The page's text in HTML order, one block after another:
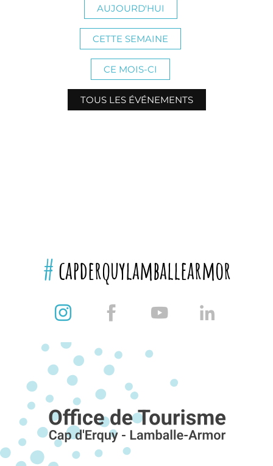
AUJOURD'HUI
CETTE SEMAINE
CE MOIS-CI
TOUS LES ÉVÉNEMENTS
#capderquylamballearmor